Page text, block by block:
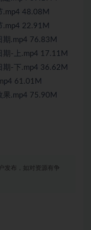
.mp4 48.08M
.mp4 22.91M
.mp4 76.83M
-上.mp4 17.11M
-下.mp4 36.62M
61.01M
.mp4 75.90M
发布，如对资源有争